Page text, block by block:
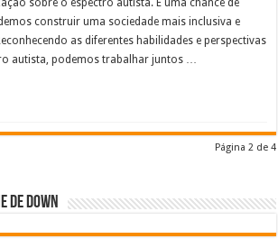
sobre o espectro autista. É uma chance de
construir uma sociedade mais inclusiva e
as diferentes habilidades e perspectivas
autista, podemos trabalhar juntos …
Página 2 de 4
de Down